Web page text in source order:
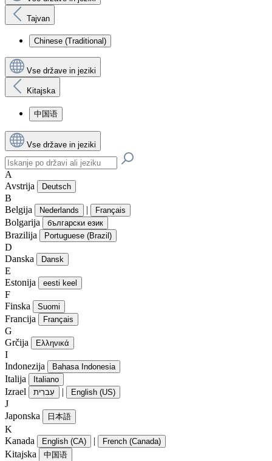
Tajvan
Chinese (Traditional)
Vse države in jeziki
Kitajska
中国语
Vse države in jeziki
A
Avstrija
Deutsch
B
Belgija
Nederlands | Français
Bolgarija български език
Brazilija Portuguese (Brazil)
D
Danska
Dansk
E
Estonija
eesti keel
F
Finska
Suomi
Francija Français
G
Grčija
Ελληνικά
I
Indonezija
Bahasa Indonesia
Italija Italiano
Izrael עִברִית | English (US)
J
Japonska
日本語
K
Kanada
English (CA) | French (Canada)
Kitajska 中国语